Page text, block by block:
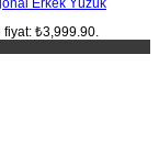
Erkek Yüzük
₺3,999.90.